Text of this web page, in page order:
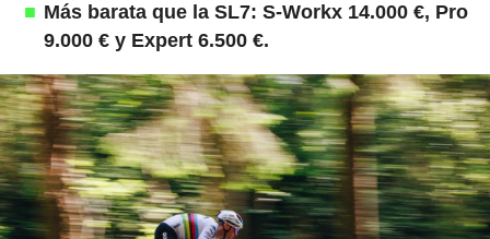
Más barata que la SL7: S-Workx 14.000 €, Pro
9.000 € y Expert 6.500 €.